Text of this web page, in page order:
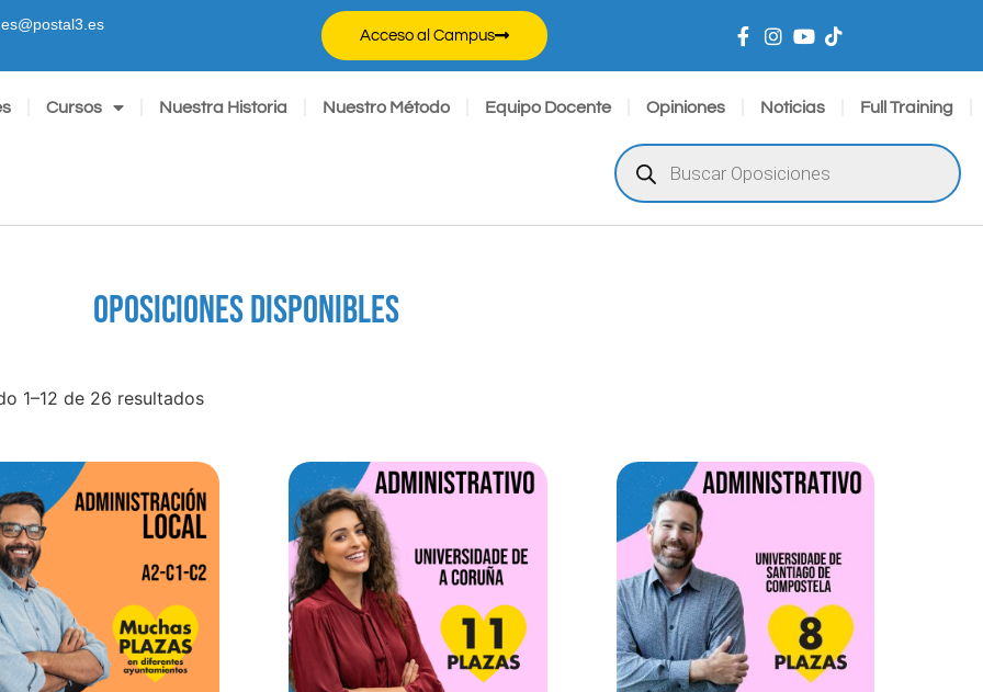
Acceso al Campus
Cursos Nuestra Historia Nuestro Método Equipo Docente Opiniones Noticias Full Training
OPOSICIONES DISPONIBLES
1–12 de 26 resultados